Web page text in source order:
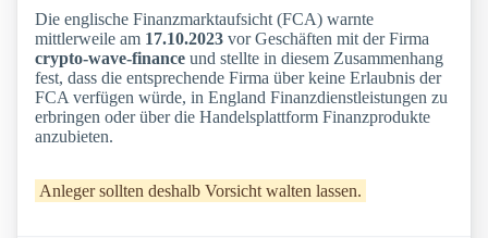
Die englische Finanzmarktaufsicht (FCA) warnte
mittlerweile am 17.10.2023 vor Geschäften mit der Firma
crypto-wave-finance und stellte in diesem Zusammenhang
fest, dass die entsprechende Firma über keine Erlaubnis der
FCA verfügen würde, in England Finanzdienstleistungen zu
erbringen oder über die Handelsplattform Finanzprodukte
anzubieten.
Anleger sollten deshalb Vorsicht walten lassen.